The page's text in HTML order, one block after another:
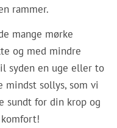
rammer.
mange mørke
og med mindre
syden en uge eller to
mindst sollys, som vi
sundt for din krop og